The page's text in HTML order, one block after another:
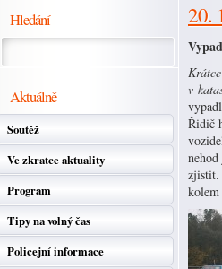
Hledání
Aktuálně
Soutěž
Ve zkratce aktuality
Program
Tipy na volný čas
Policejní informace
20.
v
Řidič
zjistit.